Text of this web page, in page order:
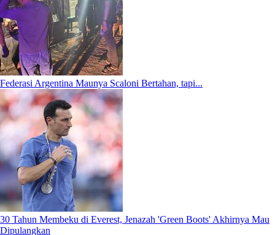
Federasi Argentina Maunya Scaloni Bertahan, tapi...
30 Tahun Membeku di Everest, Jenazah 'Green Boots' Akhirnya Mau
Dipulangkan